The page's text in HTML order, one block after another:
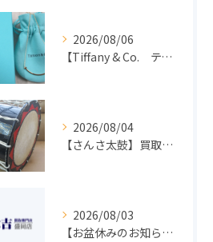
2026/08/06
【Tiffany & Co. ティファニー】買取 大吉盛岡店 アクセサリー買取しました！！
2026/08/04
【さんさ太鼓】買取 大吉盛岡店 楽器 買取します！！
2026/08/03
【お盆休みのお知らせ】買取専門 大吉 盛岡店